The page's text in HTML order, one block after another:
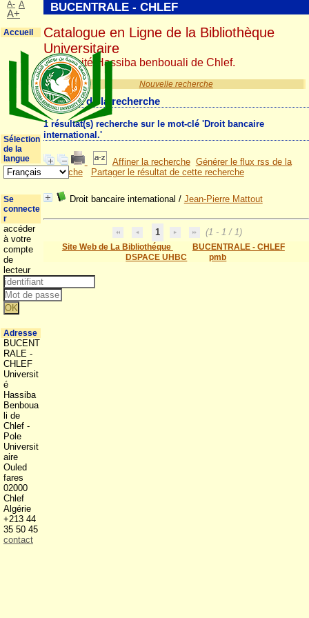
Nouvelle recherche
Résultat de la recherche
1 résultat(s) recherche sur le mot-clé 'Droit bancaire
international.'
Affiner la recherche Générer le flux rss de la
recherche
Partager le résultat de cette recherche
Droit bancaire international / Jean-Pierre Mattout
1 (1 - 1 / 1)
Site Web de La Bibliothéque
BUCENTRALE - CHLEF
DSPACE UHBC
pmb
BUCENTRALE - CHLEF
Catalogue en Ligne de la Bibliothèque
Universitaire
Université Hassiba benbouali de Chlef.
A- A
A+
Accueil
Sélection
de la
langue
Se
connecte
r
accéder
à votre
compte
de
lecteur
Adresse
BUCENT
RALE -
CHLEF
Universit
é
Hassiba
Benboua
li de
Chlef -
Pole
Universit
aire
Ouled
fares
02000
Chlef
Algérie
+213 44
35 50 45
contact